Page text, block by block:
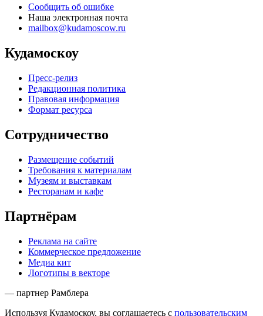
Сообщить об ошибке
Наша электронная почта
mailbox@kudamoscow.ru
Кудамоскоу
Пресс-релиз
Редакционная политика
Правовая информация
Формат ресурса
Сотрудничество
Размещение событий
Требования к материалам
Музеям и выставкам
Ресторанам и кафе
Партнёрам
Реклама на сайте
Коммерческое предложение
Медиа кит
Логотипы в векторе
— партнер Рамблера
Используя Кудамоскоу, вы соглашаетесь с пользовательским